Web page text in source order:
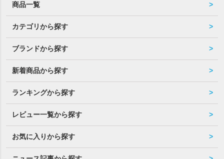
商品一覧
カテゴリから探す
ブランドから探す
新着商品から探す
ランキングから探す
レビュー一覧から探す
お気に入りから探す